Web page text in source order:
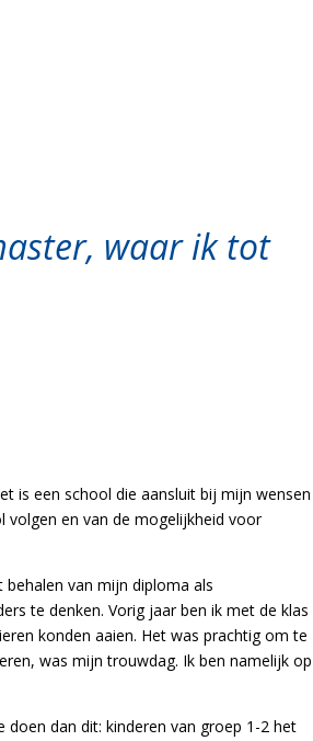
waar ik tot
is een school die aansluit bij mijn wensen
volgen en van de mogelijkheid voor
van mijn diploma als
te denken. Vorig jaar ben ik met de klas
konden aaien. Het was prachtig om te
was mijn trouwdag. Ik ben namelijk op
dan dit: kinderen van groep 1-2 het